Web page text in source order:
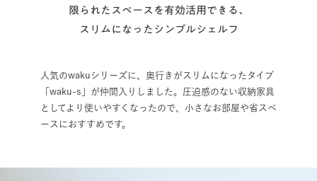
限られたスペースを有効活用できる、
スリムになったシンプルシェルフ
人気のwakuシリーズに、奥行きがスリムになったタイプ
「waku-s」が仲間入りしました。圧迫感のない収納家具
としてより使いやすくなったので、小さなお部屋や省スペ
ースにおすすめです。